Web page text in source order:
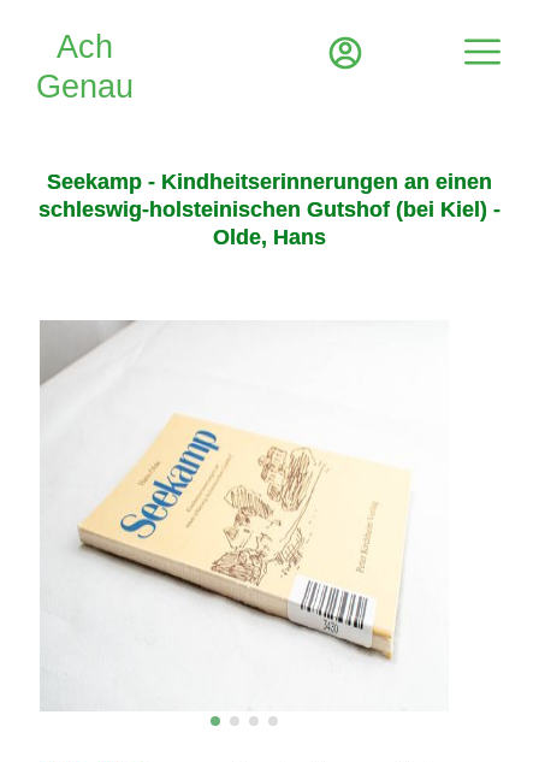
Seekamp - Kindheitserinnerungen an einen
schleswig-holsteinischen Gutshof (bei Kiel) -
Olde, Hans